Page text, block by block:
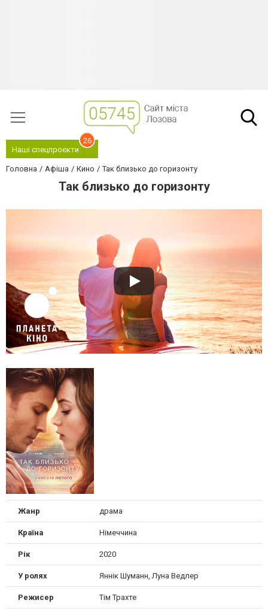
Наші спецпроєкти
26
Головна Афіша Кино Так близько до горизонту
Так близько до горизонту
Жанр драма
Країна Німеччина
Рік 2020
У ролях Яннік Шуманн, Луна Ведлер
Режисер Тім Трахте